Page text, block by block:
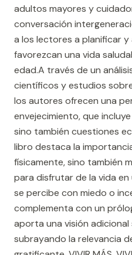
adultos mayores y
conversación
a los lectores a planificar
favorezcan una vida
edad.A través de un
científicos y estudios
los autores ofrecen una
envejecimiento, que
sino también cuestiones
libro destaca la
físicamente, sino también
para disfrutar de la vida
se percibe con miedo o
complementa con un
aporta una visión
subrayando la relevancia